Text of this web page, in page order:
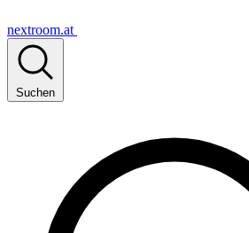
nextroom.at
Suchen